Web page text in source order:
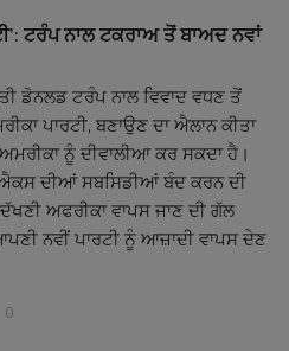
ਟਰੰਪ ਨਾਲ ਟਕਰਾਅ ਤੋਂ ਬਾਅਦ ਨਵਾਂ
ਡੋਨਲਡ ਟਰੰਪ ਨਾਲ ਵਿਵਾਦ ਵਧਣ ਤੋਂ
ਪਾਰਟੀ, ਬਣਾਉਣ ਦਾ ਐਲਾਨ ਕੀਤਾ
ਨੂੰ ਦੀਵਾਲੀਆ ਕਰ ਸਕਦਾ ਹੈ।
ਦੀਆਂ ਸਬਸਿਡੀਆਂ ਬੰਦ ਕਰਨ ਦੀ
ਅਫਰੀਕਾ ਵਾਪਸ ਜਾਣ ਦੀ ਗੱਲ
ਨਵੀਂ ਪਾਰਟੀ ਨੂੰ ਆਜ਼ਾਦੀ ਵਾਪਸ ਦੇਣ
0